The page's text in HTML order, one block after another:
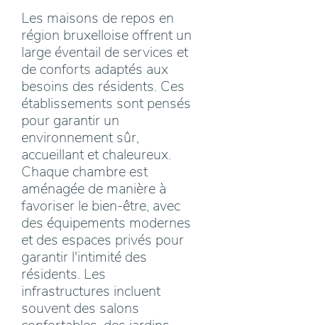
Les maisons de repos en
région bruxelloise offrent un
large éventail de services et
de conforts adaptés aux
besoins des résidents. Ces
établissements sont pensés
pour garantir un
environnement sûr,
accueillant et chaleureux.
Chaque chambre est
aménagée de manière à
favoriser le bien-être, avec
des équipements modernes
et des espaces privés pour
garantir l'intimité des
résidents. Les
infrastructures incluent
souvent des salons